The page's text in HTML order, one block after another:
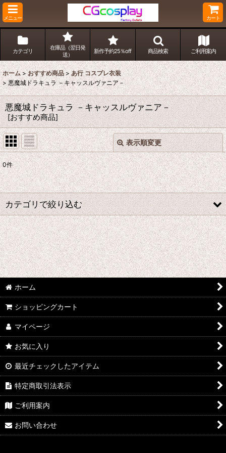
メニュー カート
カテゴリ
在庫品（翌日発
送）
新作予約25％off 商品検索 ご利用案内
ホーム > おすすめ商品 > あ行 コスプレ衣装
> 悪魔城ドラキュラ －キャッスルヴァニア－
悪魔城ドラキュラ －キャッスルヴァニア－
[おすすめ商品]
表示順変更
表示数:
並び順:
絞り込む
閉じる
0件
カテゴリで絞り込む
あ行 コスプレ衣装 (全商品)
ウマ娘プリティーダービー
あんさんぶるスターズ
IdentityV
アズールレーン
王様ランキング
イケメン戦国 時をかける恋
イケメン革命 アリスと恋の魔法
イケメンヴァンパイア
A3!(エースリー)
ホーム
ショッピングカート
マイページ
お気に入り
最近チェックしたアイテム
特定商取引法表示
ご利用案内
お問い合わせ